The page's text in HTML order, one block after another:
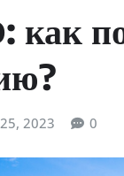
2023 0